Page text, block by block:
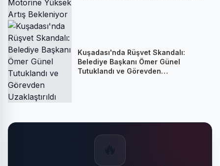
Kuşadası'nda Rüşvet Skandalı:
Belediye Başkanı Ömer Günel
Tutuklandı ve Görevden